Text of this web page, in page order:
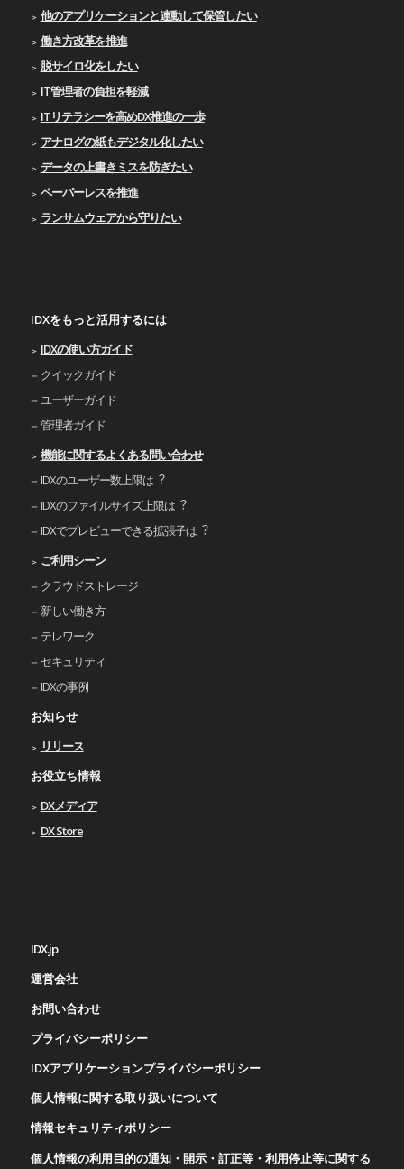
他のアプリケーションと連動して保管したい
働き方改革を推進
脱サイロ化をしたい
IT管理者の負担を軽減
ITリテラシーを高めDX推進の一歩
アナログの紙もデジタル化したい
データの上書きミスを防ぎたい
ペーパーレスを推進
ランサムウェアから守りたい
IDXをもっと活用するには
IDXの使い⽅ガイド
クイックガイド
ユーザーガイド
管理者ガイド
機能に関するよくある問い合わせ
IDXのユーザー数上限は︖
IDXのファイルサイズ上限は︖
IDXでプレビューできる拡張⼦は︖
ご利⽤シーン
クラウドストレージ
新しい働き⽅
テレワーク
セキュリティ
IDXの事例
お知らせ
リリース
お役立ち情報
DXメディア
DX Store
IDX.jp
運営会社
お問い合わせ
プライバシーポリシー
IDXアプリケーションプライバシーポリシー
個人情報に関する取り扱いについて
情報セキュリティポリシー
個人情報の利用目的の通知・開示・訂正等・利用停止等に関する